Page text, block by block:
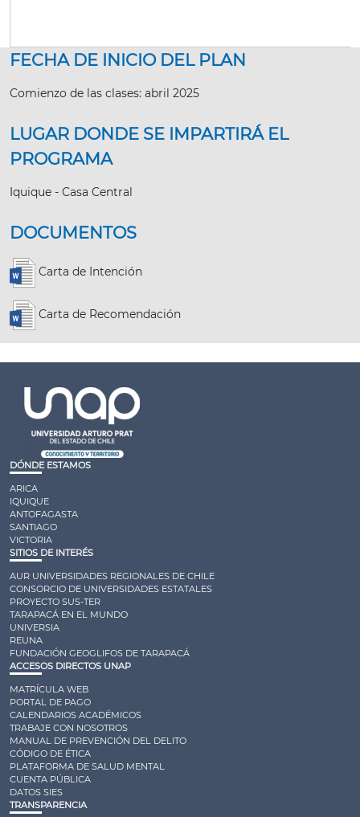
FECHA DE INICIO DEL PLAN
Comienzo de las clases: abril 2025
LUGAR DONDE SE IMPARTIRÁ EL
PROGRAMA
Iquique - Casa Central
DOCUMENTOS
Carta de Intención
Carta de Recomendación
DÓNDE ESTAMOS
ARICA
IQUIQUE
ANTOFAGASTA
SANTIAGO
VICTORIA
SITIOS DE INTERÉS
AUR UNIVERSIDADES REGIONALES DE CHILE
CONSORCIO DE UNIVERSIDADES ESTATALES
PROYECTO SUS-TER
TARAPACÁ EN EL MUNDO
UNIVERSIA
REUNA
FUNDACIÓN GEOGLIFOS DE TARAPACÁ
ACCESOS DIRECTOS UNAP
MATRÍCULA WEB
PORTAL DE PAGO
CALENDARIOS ACADÉMICOS
TRABAJE CON NOSOTROS
MANUAL DE PREVENCIÓN DEL DELITO
CÓDIGO DE ÉTICA
PLATAFORMA DE SALUD MENTAL
CUENTA PÚBLICA
DATOS SIES
TRANSPARENCIA